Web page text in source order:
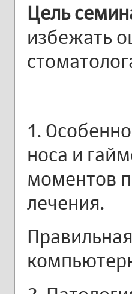
Цель
избежать
1.
носа и
моментов
лечения.